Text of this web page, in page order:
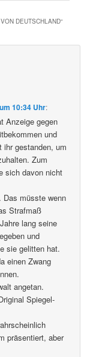
DEUTSCHLAND“
10:34 Uhr:
Anzeige gegen
und
ihr gestanden, um
Zum
sich davon nicht
Das müsste wenn
Strafmaß
lang seine
und
sie gelitten hat.
einen Zwang
angetan.
Spiegel-
präsentiert, aber